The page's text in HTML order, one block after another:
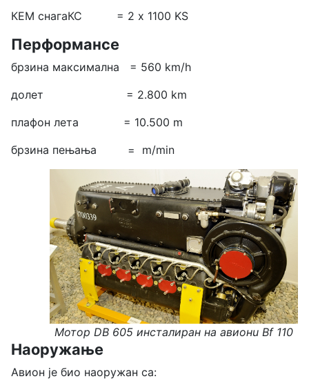
КЕМ снагаКС = 2 x 1100 KS
Перформансе
брзина максимална = 560 km/h
долет = 2.800 km
плафон лета = 10.500 m
брзина пењања = m/min
Мотор DB 605 инсталиран на авионu Bf 110
Наоружање
Авион је био наоружан са: